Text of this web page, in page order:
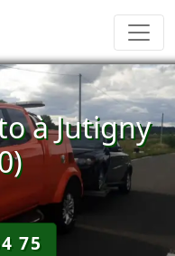
à Jutigny
75